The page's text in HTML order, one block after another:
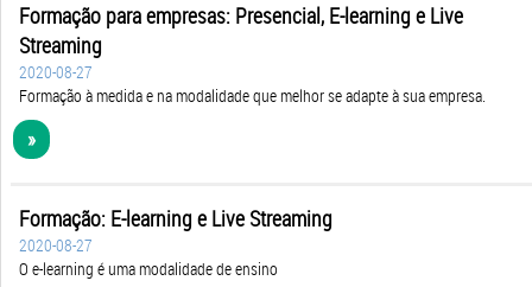
Formação para empresas: Presencial, E-learning e Live
Streaming
2020-08-27
Formação à medida e na modalidade que melhor se adapte à sua empresa.
»
Formação: E-learning e Live Streaming
2020-08-27
O e-learning é uma modalidade de ensino